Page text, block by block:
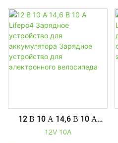
12 В 10 А 14,6 В 10 А
Lifepo4 Зарядное
12V 10A